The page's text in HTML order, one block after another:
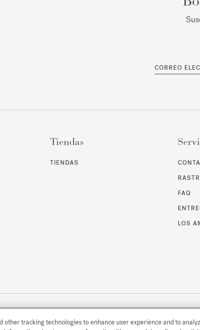
CORREO
Tiendas
TIENDAS
FAQ
LOS
other tracking technologies to enhance user experience and to